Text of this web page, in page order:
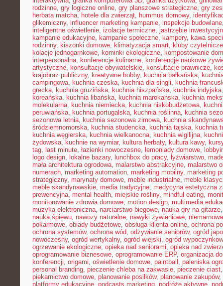
rodzinne, gry logiczne online, gry planszowe strategiczne, gry
herbata matcha, hotele dla zwierząt, hummus domowy,
glikemiczny, influencer marketing kampanie, inspekcje budowlane
inteligentne oświetlenie, izolacje termiczne, jastrzębie
kampanie edukacyjne, kampanie społeczne, kampery, kawa
rodzinny, kiszonki domowe, klimatyzacja smart, kluby czytelnicze
kolacje jednogarnkowe, kominki ekologiczne, kompostowanie
interpersonalna, konferencje kulinarne, konferencje naukowe
artystyczne, konsultacje obywatelskie, konsultacje prawnicze,
krajobraz publiczny, kreatywne hobby, kuchnia bałkańska,
campingowa, kuchnia czeska, kuchnia dla singli, kuchnia
grecka, kuchnia gruzińska, kuchnia hiszpańska, kuchnia indyjska
koreańska, kuchnia libańska, kuchnia marokańska, kuchnia
molekularna, kuchnia niemiecka, kuchnia niskobudżetowa,
peruwiańska, kuchnia portugalska, kuchnia roślinna, kuchnia
sezonowa letnia, kuchnia sezonowa zimowa, kuchnia
śródziemnomorska, kuchnia studencka, kuchnia tajska, kuchnia
kuchnia węgierska, kuchnia wielkanocna, kuchnia wigilijna,
żydowska, kuchnie na wymiar, kultura herbaty, kultura kawy,
tag, last minute, łazienki nowoczesne, lemoniady domowe,
logo design, lokalne bazary, lunchbox do pracy, łyżwiarstwo,
mała architektura ogrodowa, malarstwo abstrakcyjne, malarstwo
numerach, marketing automation, marketing mobilny, marketing
strategiczny, marynaty domowe, meble industrialne, meble
meble skandynawskie, media tradycyjne, medycyna estetyczna
prewencyjna, mental health, miejskie rośliny, mindful eating,
monitorowanie zdrowia domowe, motion design, multimedia
muzyka elektroniczna, narciarstwo biegowe, nauka gry na gitarze
nauka śpiewu, nawozy naturalne, nawyki żywieniowe,
pokarmowe, obiady budżetowe, obsługa klienta online, ochrona
ochrona systemów, ochrona wód, odżywianie seniorów, ogród
nowoczesny, ogród wertykalny, ogród wiejski, ogród
ogrzewanie ekologiczne, opieka nad seniorami, opieka nad
oprogramowanie biznesowe, oprogramowanie ERP, organizacja
konferencji, origami, oświetlenie domowe, paintball , paleniska
personal branding, pieczenie chleba na zakwasie, pieczenie ciast
piekarnictwo domowe, planowanie posiłków, planowanie zakupów,
platformy edukacyjne, podcasts marketing, podróże aktywne,